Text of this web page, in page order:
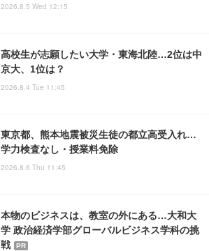
2026.8.5 Wed 12:15
高校生が志願したい大学・東海北陸…2位は中
京大、1位は？
2026.8.4 Tue 11:45
東京都、熊本地震被災生徒の都立高受入れ…
学力検査なし・授業料免除
2026.8.6 Thu 11:45
本物のビジネスは、教室の外にある…大和大
学 政治経済学部グローバルビジネス学科の挑
戦
PR